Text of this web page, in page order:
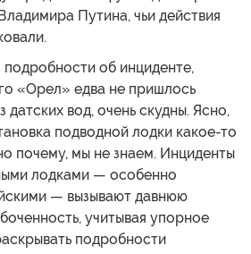
Путина, чьи действия
об инциденте,
«Орел» едва не пришлось
датских вод, очень скудны. Ясно,
подводной лодки какое-то
почему, мы не знаем. Инциденты
лодками — особенно
— вызывают давнюю
учитывая упорное
подробности